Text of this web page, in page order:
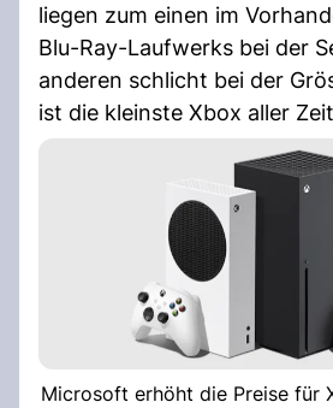
liegen zum einen im
Blu-Ray-Laufwerks bei der
anderen schlicht bei der
ist die kleinste Xbox aller
Microsoft erhöht die Preise für